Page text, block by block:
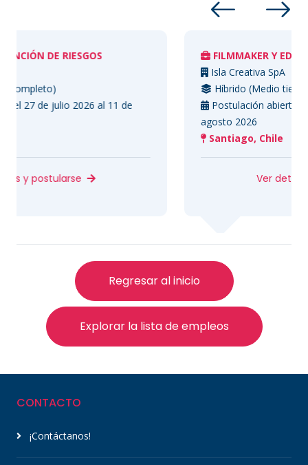
RIESGOS
2026 al 11 de
FILMMAKER Y EDITOR
Isla Creativa SpA
Híbrido (Medio tiempo)
Postulación abierta del 27 de
agosto 2026
Santiago, Chile
Ver detalles y
Regresar al inicio
Explorar la lista de empleos
CONTACTO
¡Contáctanos!